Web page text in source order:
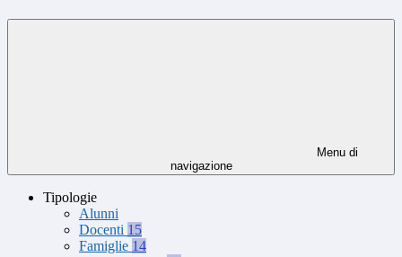
Menu di
navigazione
Tipologie
Alunni
Docenti 15
Famiglie 14